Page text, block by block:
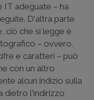
IT adeguate – ha
D'altra parte
ciò che si legge è
– ovvero,
e caratteri – può
con un altro
alcun indizio sulla
dietro l'indirizzo